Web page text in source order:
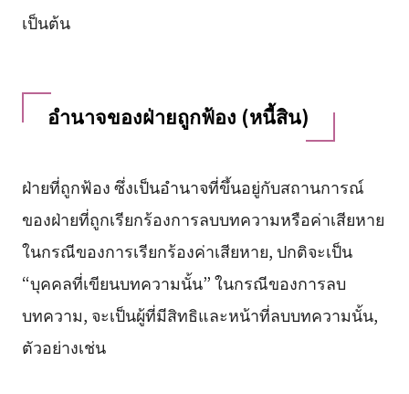
เป็นต้น
อำนาจของฝ่ายถูกฟ้อง (หนี้สิน)
ฝ่ายที่ถูกฟ้อง ซึ่งเป็นอำนาจที่ขึ้นอยู่กับสถานการณ์
ของฝ่ายที่ถูกเรียกร้องการลบบทความหรือค่าเสียหาย
ในกรณีของการเรียกร้องค่าเสียหาย, ปกติจะเป็น
“บุคคลที่เขียนบทความนั้น” ในกรณีของการลบ
บทความ, จะเป็นผู้ที่มีสิทธิและหน้าที่ลบบทความนั้น,
ตัวอย่างเช่น